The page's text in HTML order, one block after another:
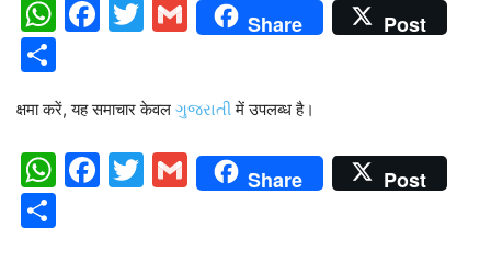
WhatsApp
Facebook
Twitter
Gmail
Share Post
क्षमा करें, यह समाचार केवल ગુજરાતીमें उपलब्ध है।
WhatsApp
Facebook
Twitter
Gmail
Share Post